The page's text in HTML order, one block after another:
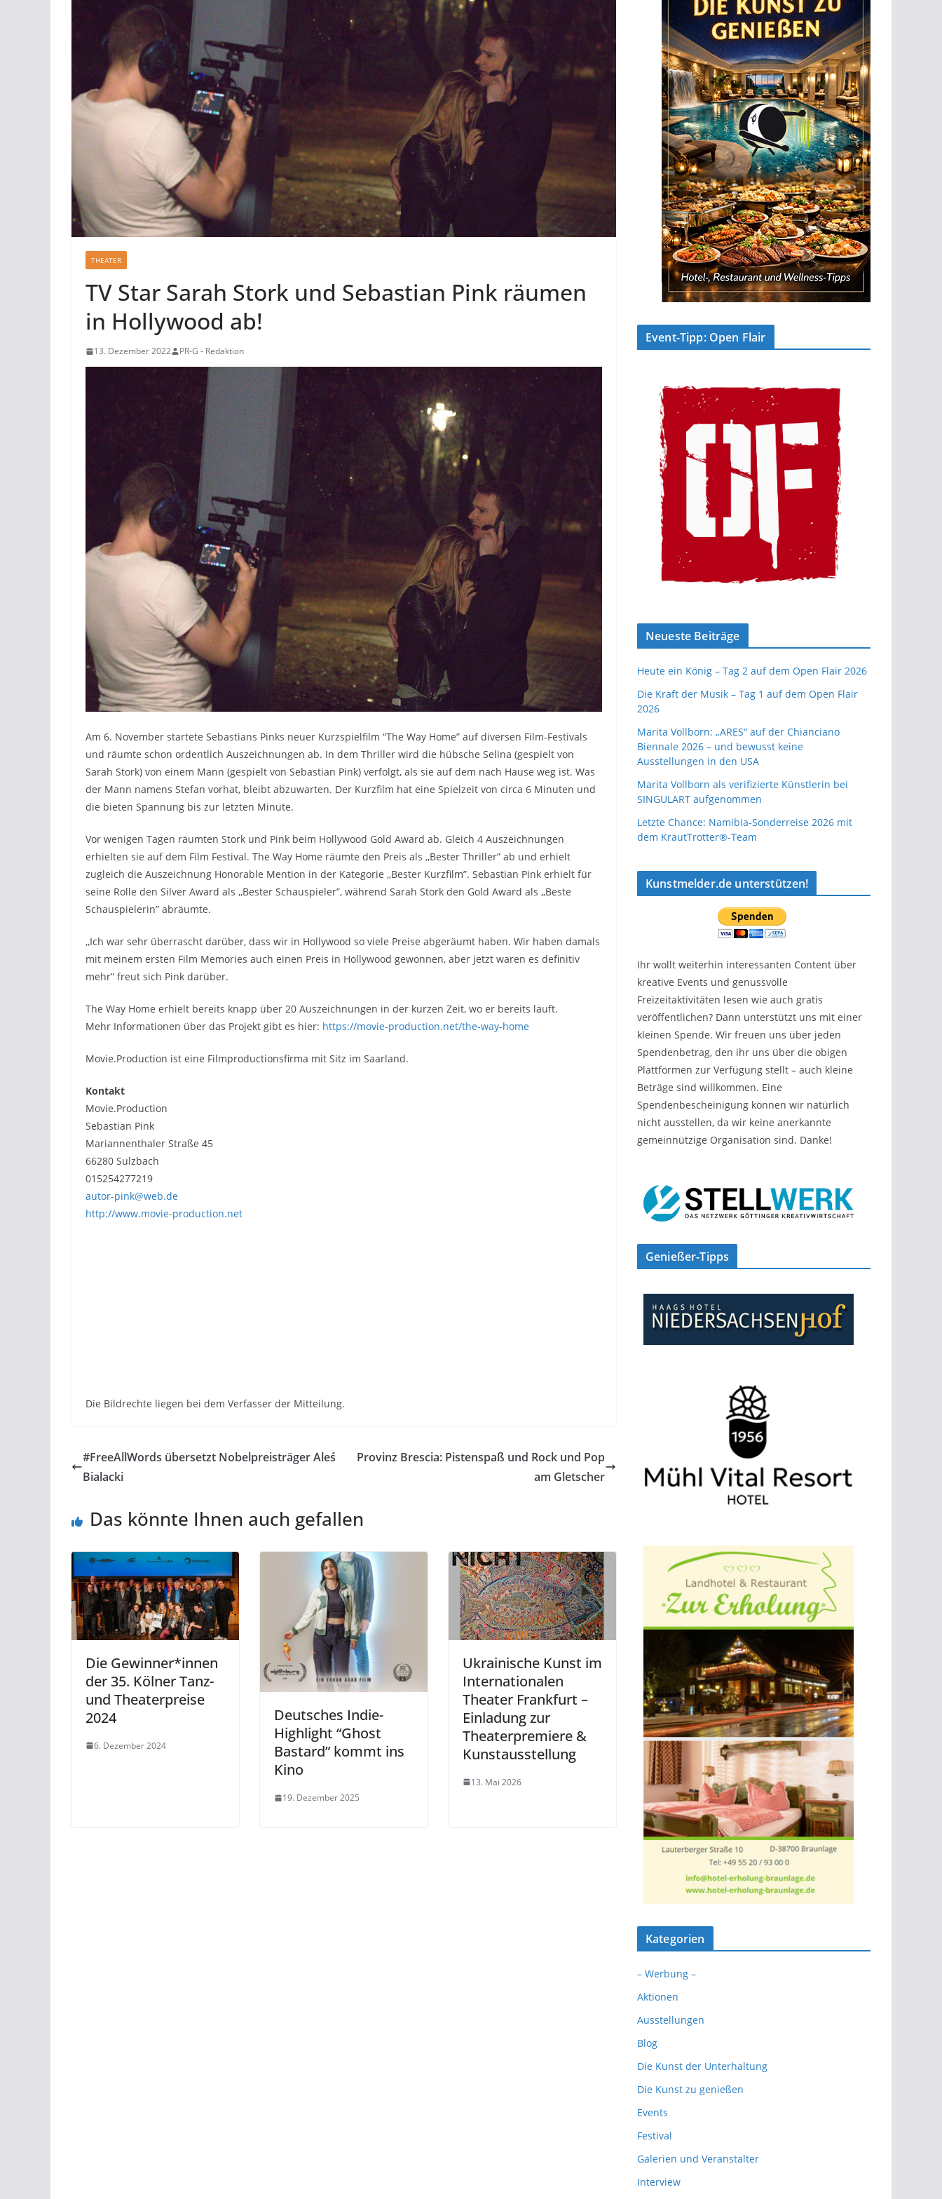
THEATER
TV Star Sarah Stork und Sebastian Pink räumen
in Hollywood ab!
13. Dezember 2022 PR-G - Redaktion
Am 6. November startete Sebastians Pinks neuer Kurzspielfilm “The Way Home” auf diversen Film-Festivals
und räumte schon ordentlich Auszeichnungen ab. In dem Thriller wird die hübsche Selina (gespielt von
Sarah Stork) von einem Mann (gespielt von Sebastian Pink) verfolgt, als sie auf dem nach Hause weg ist. Was
der Mann namens Stefan vorhat, bleibt abzuwarten. Der Kurzfilm hat eine Spielzeit von circa 6 Minuten und
die bieten Spannung bis zur letzten Minute.
Vor wenigen Tagen räumten Stork und Pink beim Hollywood Gold Award ab. Gleich 4 Auszeichnungen
erhielten sie auf dem Film Festival. The Way Home räumte den Preis als ,,Bester Thriller” ab und erhielt
zugleich die Auszeichnung Honorable Mention in der Kategorie ,,Bester Kurzfilm”. Sebastian Pink erhielt für
seine Rolle den Silver Award als ,,Bester Schauspieler”, während Sarah Stork den Gold Award als ,,Beste
Schauspielerin” abräumte.
,,Ich war sehr überrascht darüber, dass wir in Hollywood so viele Preise abgeräumt haben. Wir haben damals
mit meinem ersten Film Memories auch einen Preis in Hollywood gewonnen, aber jetzt waren es definitiv
mehr” freut sich Pink darüber.
The Way Home erhielt bereits knapp über 20 Auszeichnungen in der kurzen Zeit, wo er bereits läuft.
Mehr Informationen über das Projekt gibt es hier: https://movie-production.net/the-way-home
Movie.Production ist eine Filmproductionsfirma mit Sitz im Saarland.
Kontakt
Movie.Production
Sebastian Pink
Mariannenthaler Straße 45
66280 Sulzbach
015254277219
autor-pink@web.de
http://www.movie-production.net
Die Bildrechte liegen bei dem Verfasser der Mitteilung.
#FreeAllWords übersetzt Nobelpreisträger Aleś
Bialacki
Provinz Brescia: Pistenspaß und Rock und Pop
am Gletscher
Das könnte Ihnen auch gefallen
Die Gewinner*innen
der 35. Kölner Tanz-
und Theaterpreise
2024
6. Dezember 2024
Deutsches Indie-
Highlight “Ghost
Bastard” kommt ins
Kino
19. Dezember 2025
Ukrainische Kunst im
Internationalen
Theater Frankfurt –
Einladung zur
Theaterpremiere &
Kunstausstellung
13. Mai 2026
Event-Tipp: Open Flair
Neueste Beiträge
Heute ein König – Tag 2 auf dem Open Flair 2026
Die Kraft der Musik – Tag 1 auf dem Open Flair
2026
Marita Vollborn: „ARES“ auf der Chianciano
Biennale 2026 – und bewusst keine
Ausstellungen in den USA
Marita Vollborn als verifizierte Künstlerin bei
SINGULART aufgenommen
Letzte Chance: Namibia-Sonderreise 2026 mit
dem KrautTrotter®-Team
Kunstmelder.de unterstützen!
Ihr wollt weiterhin interessanten Content über
kreative Events und genussvolle
Freizeitaktivitäten lesen wie auch gratis
veröffentlichen? Dann unterstützt uns mit einer
kleinen Spende. Wir freuen uns über jeden
Spendenbetrag, den ihr uns über die obigen
Plattformen zur Verfügung stellt – auch kleine
Beträge sind willkommen. Eine
Spendenbescheinigung können wir natürlich
nicht ausstellen, da wir keine anerkannte
gemeinnützige Organisation sind. Danke!
Genießer-Tipps
Kategorien
– Werbung –
Aktionen
Ausstellungen
Blog
Die Kunst der Unterhaltung
Die Kunst zu genießen
Events
Festival
Galerien und Veranstalter
Interview